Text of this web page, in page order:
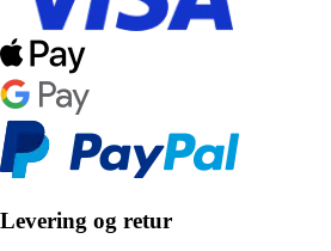
Levering og retur